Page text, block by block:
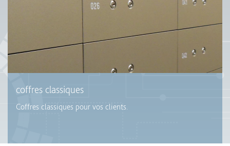
coffres classiques
Coffres classiques pour vos clients.